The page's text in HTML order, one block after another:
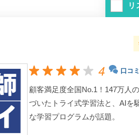
リ
4 口コ
顧客満足度全国No.1！147万人
づいたトライ式学習法と、AIを
な学習プログラムが話題。